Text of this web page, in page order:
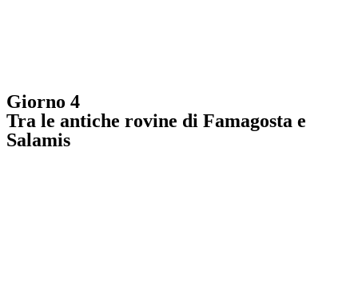
Giorno 4
Tra le antiche rovine di Famagosta e
Salamis